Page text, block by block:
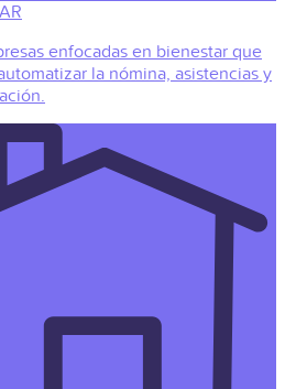
enfocadas en bienestar que
la nómina, asistencias y